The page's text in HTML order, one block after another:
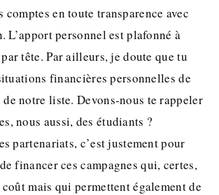
comptes en toute transparence avec
L’apport personnel est plafonné à
tête. Par ailleurs, je doute que tu
financières personnelles de
de notre liste. Devons-nous te rappeler
nous aussi, des étudiants ?
partenariats, c’est justement pour
financer ces campagnes qui, certes,
mais qui permettent également de